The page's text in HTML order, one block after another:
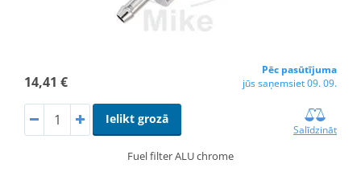
14,41 €
Pēc pasūtījuma
jūs saņemsiet 09. 09.
Ielikt grozā
Salīdzināt
Fuel filter ALU chrome